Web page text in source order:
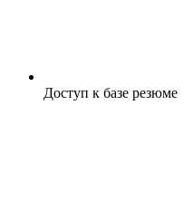
Доступ к базе резюме